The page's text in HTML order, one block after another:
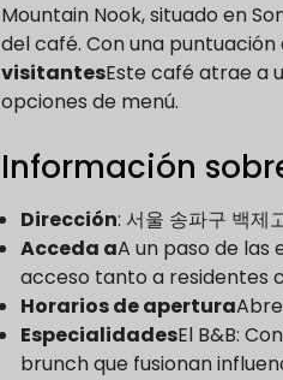
Mountain Nook, situado en
del café. Con una
visitantesEste café atrae a
opciones de menú.
Información
Dirección: 서울 송파구 백제
Acceda aA un paso de las
acceso tanto a residentes
Horarios de apertura
EspecialidadesEl B&B:
brunch que fusionan